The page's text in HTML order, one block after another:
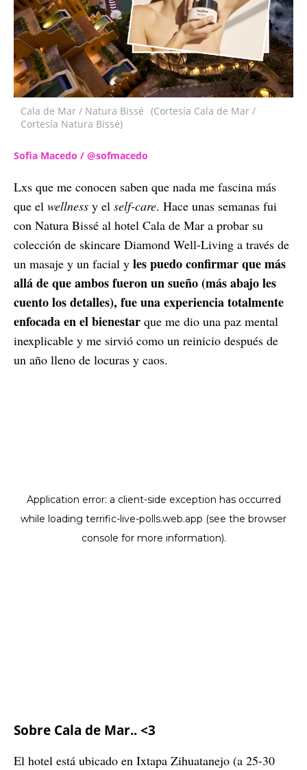
Cala de Mar / Natura Bissé (Cortesía Cala de Mar /
Cortesía Natura Bissé)
Sofia Macedo / @sofmacedo
Lxs que me conocen saben que nada me fascina más
que el wellness y el self-care. Hace unas semanas fui
con Natura Bissé al hotel Cala de Mar a probar su
colección de skincare Diamond Well-Living a través de
un masaje y un facial y les puedo confirmar que más
allá de que ambos fueron un sueño (más abajo les
cuento los detalles), fue una experiencia totalmente
enfocada en el bienestar que me dio una paz mental
inexplicable y me sirvió como un reinicio después de
un año lleno de locuras y caos.
Sobre Cala de Mar.. <3
El hotel está ubicado en Ixtapa Zihuatanejo (a 25-30